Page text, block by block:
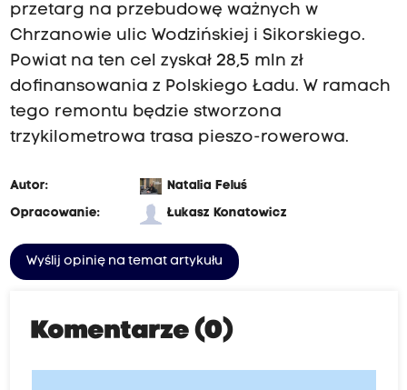
przetarg na przebudowę ważnych w
Chrzanowie ulic Wodzińskiej i Sikorskiego.
Powiat na ten cel zyskał 28,5 mln zł
dofinansowania z Polskiego Ładu. W ramach
tego remontu będzie stworzona
trzykilometrowa trasa pieszo-rowerowa.
Autor:
Natalia Feluś
Opracowanie:
Łukasz Konatowicz
Wyślij opinię na temat artykułu
Komentarze (0)